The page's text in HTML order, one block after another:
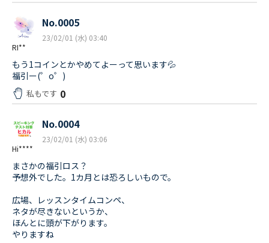
RI**
No.0005
23/02/01 (水) 03:40
もう1コインとかやめてよーって思います💦
福引ー(゜o゜)
私もです 0
Hi****
No.0004
23/02/01 (水) 03:06
まさかの福引ロス？
予想外でした。1カ月とは恐ろしいもので。
広場、レッスンタイムコンペ、
ネタが尽きないというか、
ほんとに頭が下がります。
やりますね